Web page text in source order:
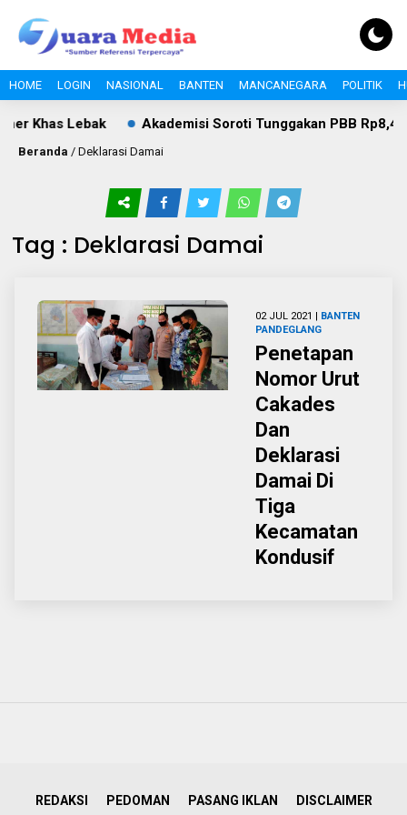
HOME LOGIN NASIONAL BANTEN MANCANEGARA POLITIK
Khas Lebak Akademisi Soroti Tunggakan PBB Rp8,4
Beranda / Deklarasi Damai
Tag : Deklarasi Damai
02 JUL 2021 | BANTEN
PANDEGLANG
Penetapan
Nomor Urut
Cakades
Dan
Deklarasi
Damai Di
Tiga
Kecamatan
Kondusif
REDAKSI PEDOMAN PASANG IKLAN DISCLAIMER